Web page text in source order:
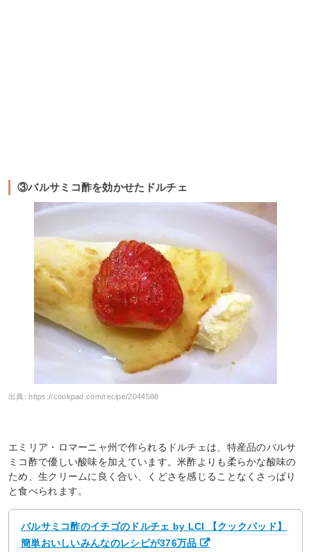
③バルサミコ酢を効かせたドルチェ
出典:https://cookpad.com/recipe/2044588
エミリア・ロマーニャ州で作られるドルチェは、特産品のバルサ
ミコ酢で優しい酸味を加えています。米酢よりも柔らかな酸味の
ため、生クリームに良く合い、くどさを感じることなくさっぱり
と食べられます。
バルサミコ酢のイチゴのドルチェ by LCI 【クックパッド】
簡単おいしいみんなのレシピが376万品